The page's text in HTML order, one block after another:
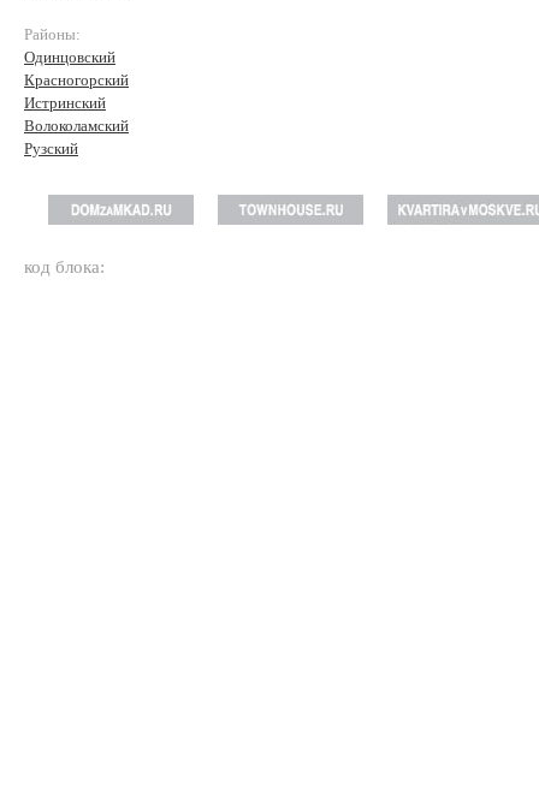
Районы:
Одинцовский
Красногорский
Истринский
Волоколамский
Рузский
код блока: